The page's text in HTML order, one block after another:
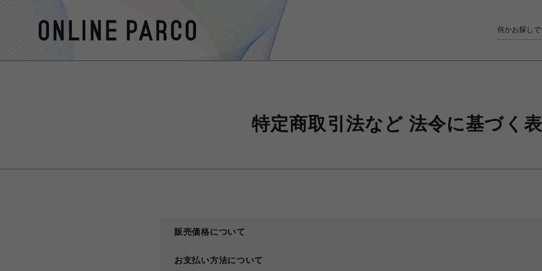
特定商取引法など 法令に基づく
販売価格について
お支払い方法について